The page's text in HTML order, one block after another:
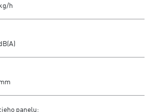
h
panelu: